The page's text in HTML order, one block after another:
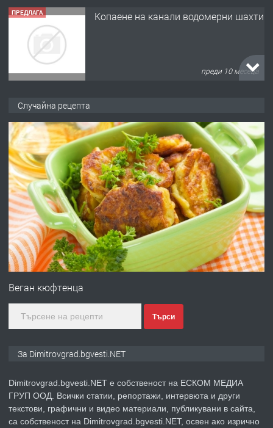
ПРЕДЛАГА Копаене на канали водомерни шахти
преди 10 месеца
преди 11 месеца
ПРЕДЛАГА
Отпушване на канали тоалетни
вертикални щрангове
преди 11 месеца
ПРЕДЛАГА Онлайн магазин за всички!
преди 2 месеца
ПРЕДЛАГА
Случайна рецепта
Веган кюфтенца
Търси
За Dimitrovgrad.bgvesti.NET
Dimitrovgrad.bgvesti.NET е собственост на ЕСКОМ МЕДИА
ГРУП ООД. Всички статии, репортажи, интервюта и други
текстови, графични и видео материали, публикувани в сайта,
са собственост на Dimitrovgrad.bgvesti.NET, освен ако изрично